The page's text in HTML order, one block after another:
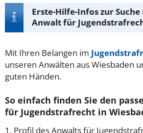
Erste-Hilfe-Infos zur
Anwalt für
Mit Ihren Belangen im
unseren Anwälten aus Wiesbaden
guten Händen.
So einfach finden Sie den
für Jugendstrafrecht in
1. Profil des Anwalts für